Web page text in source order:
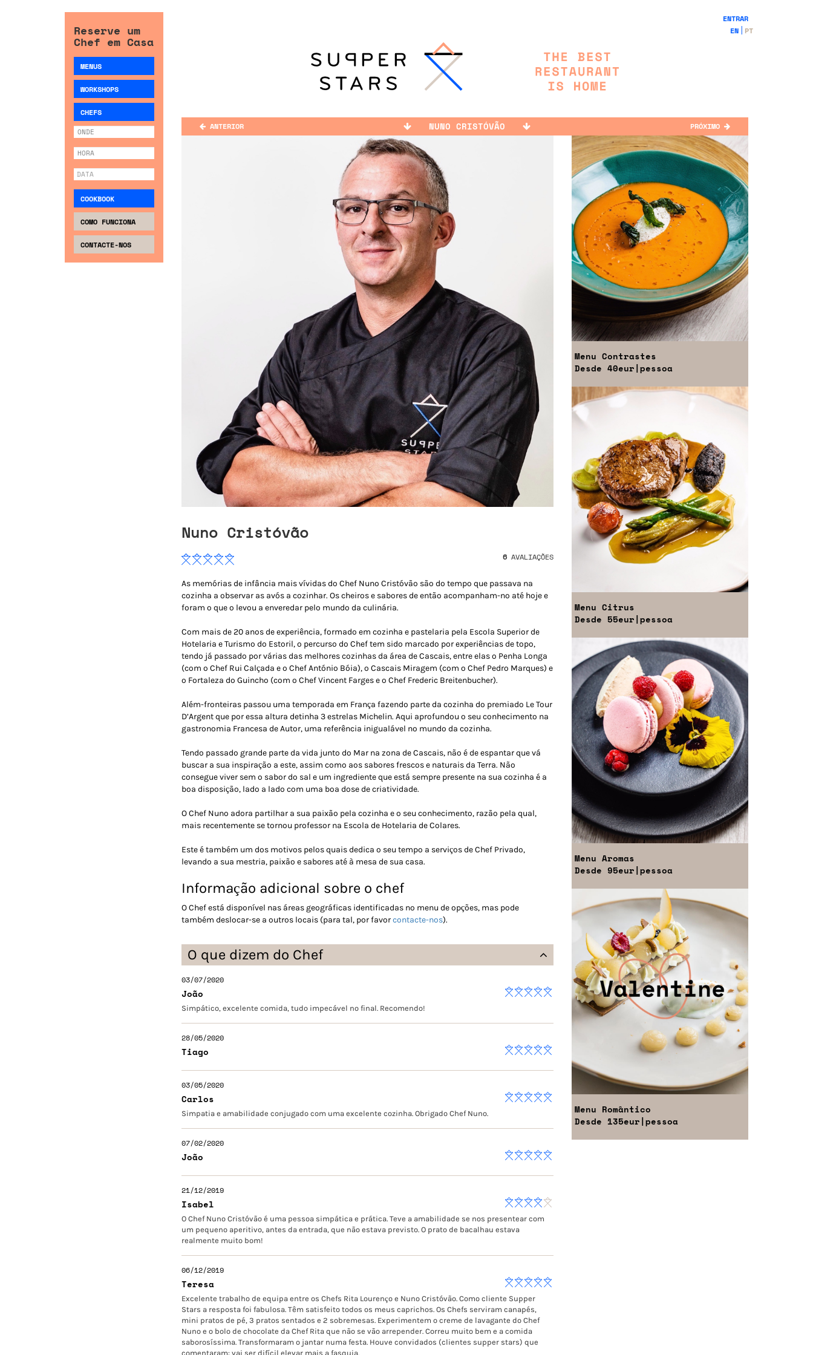
Reserve um
Chef em Casa
MENUS
WORKSHOPS
CHEFS
COOKBOOK
COMO FUNCIONA
CONTACTE-NOS
ENTRAR
EN
PT
ANTERIOR NUNO CRISTÓVÃO PRÓXIMO
Nuno Cristóvão
6AVALIAÇÕES
As memórias de infância mais vívidas do Chef Nuno Cristóvão são do tempo que passava na
cozinha a observar as avós a cozinhar. Os cheiros e sabores de então acompanham-no até hoje e
foram o que o levou a enveredar pelo mundo da culinária.
Com mais de 20 anos de experiência, formado em cozinha e pastelaria pela Escola Superior de
Hotelaria e Turismo do Estoril, o percurso do Chef tem sido marcado por experiências de topo,
tendo já passado por várias das melhores cozinhas da área de Cascais, entre elas o Penha Longa
(com o Chef Rui Calçada e o Chef António Bóia), o Cascais Miragem (com o Chef Pedro Marques) e
o Fortaleza do Guincho (com o Chef Vincent Farges e o Chef Frederic Breitenbucher).
Além-fronteiras passou uma temporada em França fazendo parte da cozinha do premiado Le Tour
D’Argent que por essa altura detinha 3 estrelas Michelin. Aqui aprofundou o seu conhecimento na
gastronomia Francesa de Autor, uma referência inigualável no mundo da cozinha.
Tendo passado grande parte da vida junto do Mar na zona de Cascais, não é de espantar que vá
buscar a sua inspiração a este, assim como aos sabores frescos e naturais da Terra. Não
consegue viver sem o sabor do sal e um ingrediente que está sempre presente na sua cozinha é a
boa disposição, lado a lado com uma boa dose de criatividade.
O Chef Nuno adora partilhar a sua paixão pela cozinha e o seu conhecimento, razão pela qual,
mais recentemente se tornou professor na Escola de Hotelaria de Colares.
Este é também um dos motivos pelos quais dedica o seu tempo a serviços de Chef Privado,
levando a sua mestria, paixão e sabores até à mesa de sua casa.
Informação adicional sobre o chef
O Chef está disponível nas áreas geográficas identificadas no menu de opções, mas pode
também deslocar-se a outros locais (para tal, por favorcontacte-nos).
O que dizem do Chef
03/07/2020
João
Simpático, excelente comida, tudo impecável no final. Recomendo!
28/05/2020
Tiago
03/05/2020
Carlos
Simpatia e amabilidade conjugado com uma excelente cozinha. Obrigado Chef Nuno.
07/02/2020
João
21/12/2019
Isabel
O Chef Nuno Cristóvão é uma pessoa simpática e prática. Teve a amabilidade se nos presentear com
um pequeno aperitivo, antes da entrada, que não estava previsto. O prato de bacalhau estava
realmente muito bom!
06/12/2019
Teresa
Excelente trabalho de equipa entre os Chefs Rita Lourenço e Nuno Cristóvão. Como cliente Supper
Stars a resposta foi fabulosa. Têm satisfeito todos os meus caprichos. Os Chefs serviram canapés,
mini pratos de pé, 3 pratos sentados e 2 sobremesas. Experimentem o creme de lavagante do Chef
Nuno e o bolo de chocolate da Chef Rita que não se vão arrepender. Correu muito bem e a comida
saborosíssima. Transformaram o jantar numa festa. Houve convidados (clientes supper stars) que
comentaram: vai ser difícil elevar mais a fasquia.
Menu Contrastes
Desde 40eur|pessoa
Menu Citrus
Desde 55eur|pessoa
Menu Aromas
Desde 95eur|pessoa
Menu Romântico
Desde 135eur|pessoa